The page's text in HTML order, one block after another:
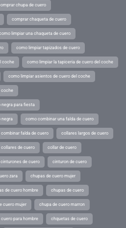
chupa de cuero
comprar chaqueta de cuero
limpiar una chaqueta de cuero
como limpiar tapizados de cuero
coche como limpiar la tapiceria de cuero del coche
como limpiar asientos de cuero del coche
coche
negra para fiesta
negra como combinar una falda de cuero
combinar falda de cuero collares largos de cuero
collares de cuero collar de cuero
cinturones de cuero cinturon de cuero
zara chupas de cuero mujer
de cuero hombre chupas de cuero
cuero mujer chupa de cuero marron
para hombre chquetas de cuero